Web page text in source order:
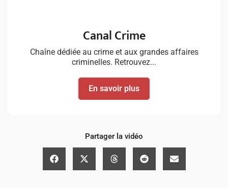
Canal Crime
Chaîne dédiée au crime et aux grandes affaires
criminelles. Retrouvez...
En savoir plus
Partager la vidéo